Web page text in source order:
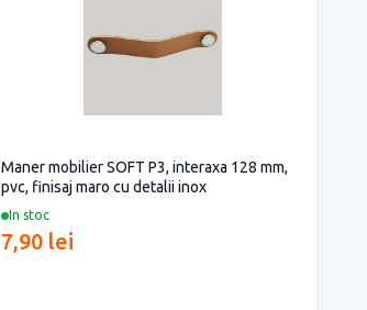
In stoc
Maner mobilier SOFT P3, interaxa 128 mm,
pvc, finisaj maro cu detalii inox
7,90 lei